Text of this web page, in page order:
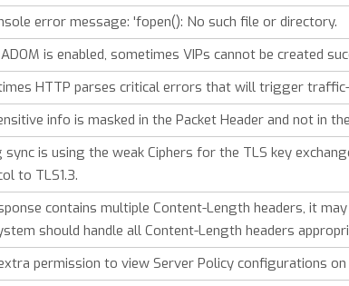
error message: 'fopen(): No such file or directory.
is enabled, sometimes VIPs cannot be created
HTTP parses critical errors that will trigger
info is masked in the Packet Header and not in
sync is using the weak Ciphers for the TLS key
to TLS1.3.
contains multiple Content-Length headers, it
should handle all Content-Length headers
permission to view Server Policy configurations on